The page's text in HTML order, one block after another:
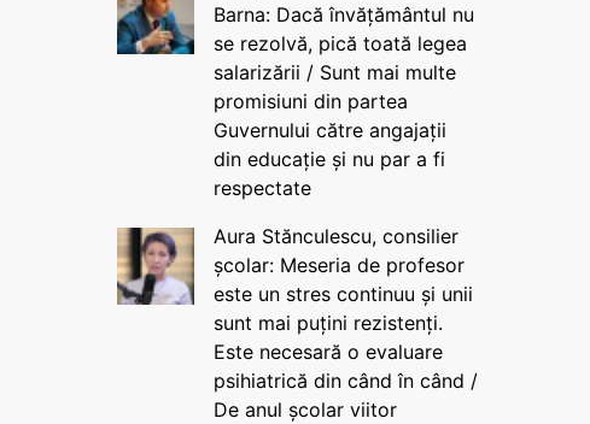
Barna: Dacă învățământul nu
se rezolvă, pică toată legea
salarizării / Sunt mai multe
promisiuni din partea
Guvernului către angajații
din educație și nu par a fi
respectate
Aura Stănculescu, consilier
școlar: Meseria de profesor
este un stres continuu și unii
sunt mai puțini rezistenți.
Este necesară o evaluare
psihiatrică din când în când /
De anul școlar viitor